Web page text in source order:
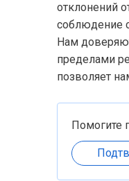
отклонений
соблюдение
Нам
пределами
позволяет
Помогите